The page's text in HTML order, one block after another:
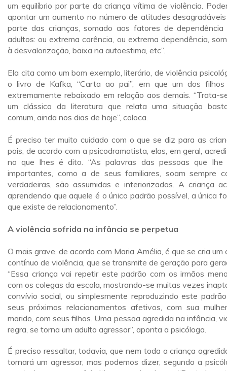
um equilíbrio por parte da criança vítima de violência.
apontar um aumento no número de atitudes
parte das crianças, somado aos fatores de dependência
adultos: ou extrema carência, ou extrema dependência,
à desvalorização, baixa na autoestima, etc”.
Ela cita como um bom exemplo, literário, de violência
o livro de Kafka, “Carta ao pai”, em que um dos
extremamente rebaixado em relação aos demais. “Trata-
um clássico da literatura que relata uma situação
comum, ainda nos dias de hoje”, coloca.
É preciso ter muito cuidado com o que se diz para as
pois, de acordo com a psicodramatista, elas, em geral,
no que lhes é dito. “As palavras das pessoas que lhe
importantes, como a de seus familiares, soam sempre
verdadeiras, são assumidas e interiorizadas. A criança
aprendendo que aquele é o único padrão possível, a única
que existe de relacionamento”.
A violência sofrida na infância se perpetua
O mais grave, de acordo com Maria Amélia, é que se cria um
contínuo de violência, que se transmite de geração para
“Essa criança vai repetir este padrão com os irmãos
com os colegas da escola, mostrando-se muitas vezes
convívio social, ou simplesmente reproduzindo este
seus próximos relacionamentos afetivos, com sua
marido, com seus filhos. Uma pessoa agredida na infância,
regra, se torna um adulto agressor”, aponta a psicóloga.
É preciso ressaltar, todavia, que nem toda a criança
tornará um agressor, mas podemos dizer, segundo a